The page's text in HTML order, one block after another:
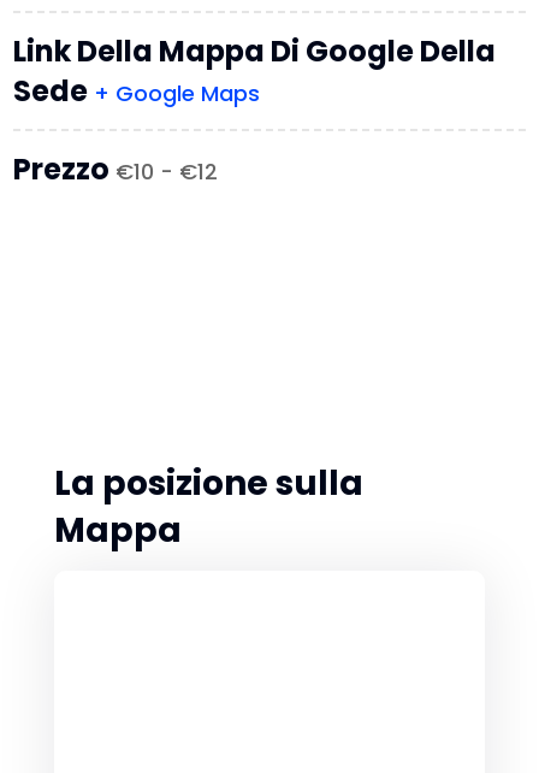
Link Della Mappa Di Google Della
Sede + Google Maps
Prezzo €10 - €12
La posizione sulla
Mappa